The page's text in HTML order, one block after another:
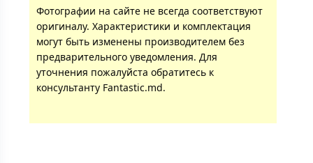
Фотографии на сайте не всегда соответствуют
оригиналу. Характеристики и комплектация
могут быть изменены производителем без
предварительного уведомления. Для
уточнения пожалуйста обратитесь к
консультанту Fantastic.md.